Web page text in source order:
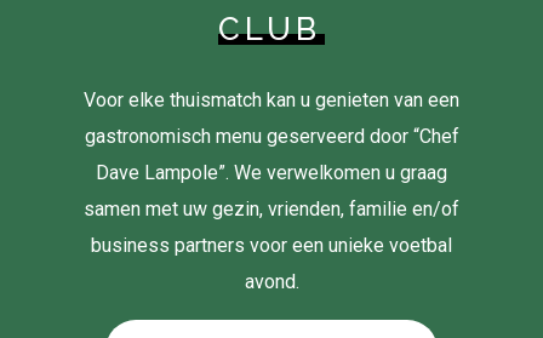
CLUB
Voor elke thuismatch kan u genieten van een
gastronomisch menu geserveerd door “Chef
Dave Lampole”. We verwelkomen u graag
samen met uw gezin, vrienden, familie en/of
business partners voor een unieke voetbal
avond.